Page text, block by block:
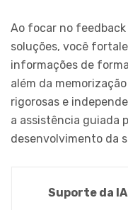
Ao focar no
soluções, você
informações de
além da
rigorosas e
a assistência guiada
desenvolvimento da
Suporte da IA